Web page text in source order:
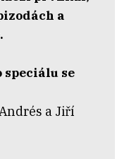
a
speciálu se
a Jiří